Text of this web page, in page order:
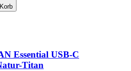
Essential USB-C
Titan